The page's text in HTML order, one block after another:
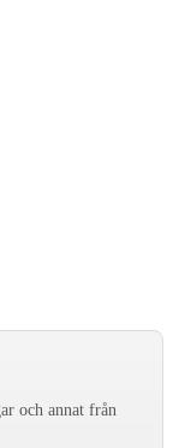
och annat från